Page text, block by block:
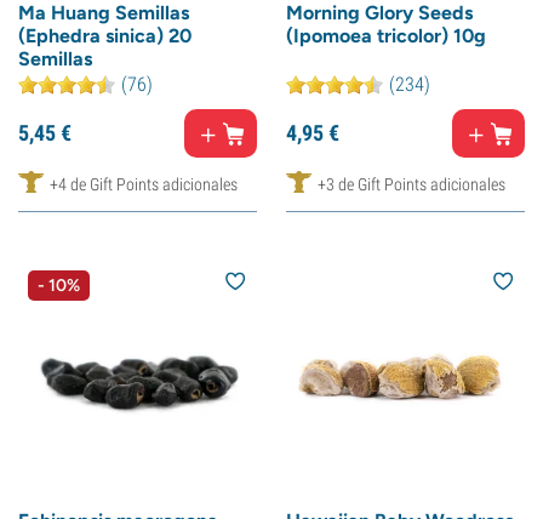
Ma Huang Semillas
(Ephedra sinica) 20
Semillas
(76)
5,45€
+4 de Gift Points adicionales
Morning Glory Seeds
(Ipomoea tricolor) 10g
(234)
4,95€
+3 de Gift Points adicionales
- 10%